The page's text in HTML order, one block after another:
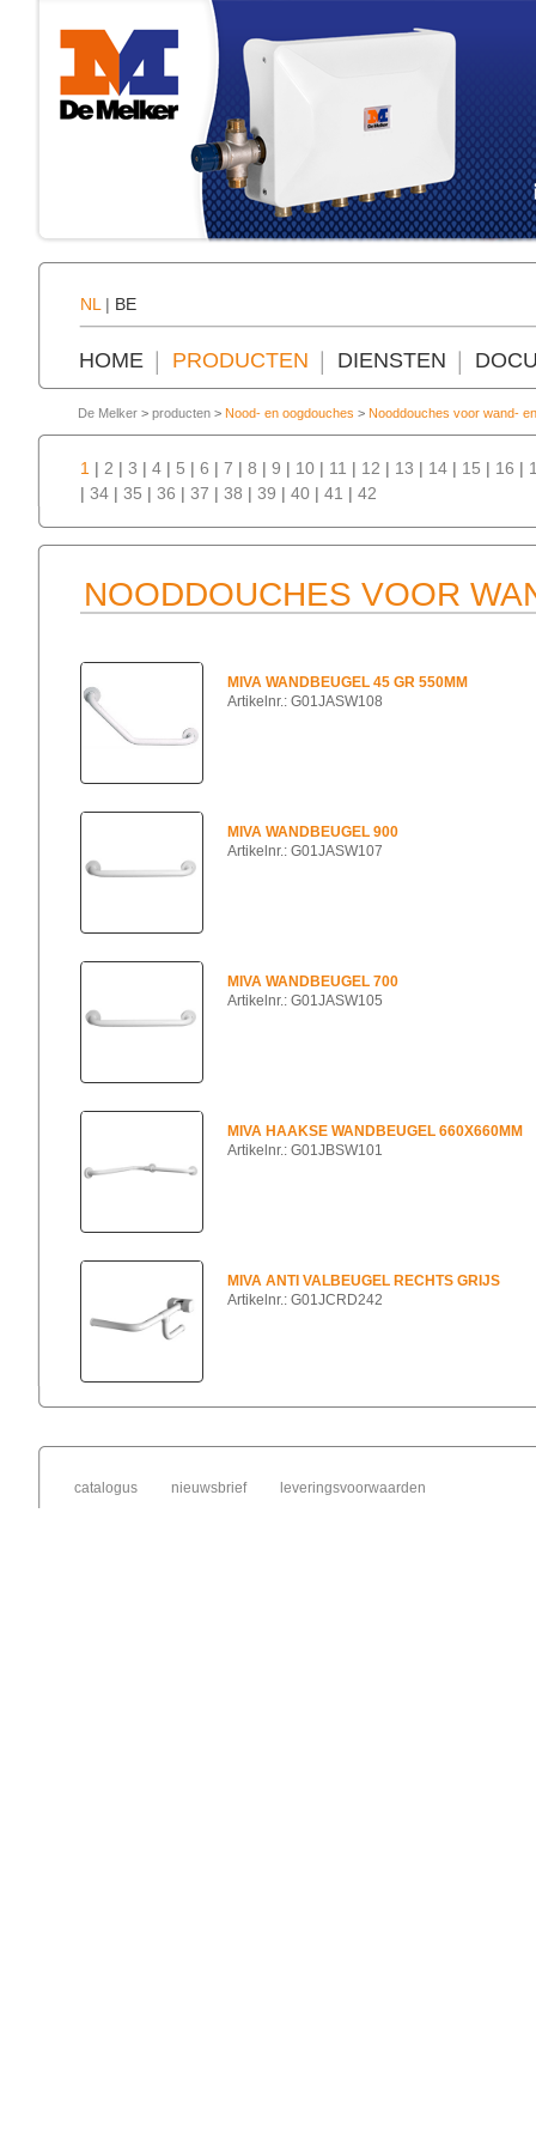
NL | BE
HOME PRODUCTEN DIENSTEN
De Melker > producten > Nood- en oogdouches > Nooddouches voor wand-
1 | 2 | 3 | 4 | 5 | 6 | 7 | 8 | 9 | 10 | 11 | 12 | 13 | 14 | 15 | 16 |
| 34 | 35 | 36 | 37 | 38 | 39 | 40 | 41 | 42
NOODDOUCHES VOOR
MIVA WANDBEUGEL 45 GR 550MM
Artikelnr.: G01JASW108
MIVA WANDBEUGEL 900
Artikelnr.: G01JASW107
MIVA WANDBEUGEL 700
Artikelnr.: G01JASW105
MIVA HAAKSE WANDBEUGEL 660X660MM
Artikelnr.: G01JBSW101
MIVA ANTI VALBEUGEL RECHTS GRIJS
Artikelnr.: G01JCRD242
catalogus nieuwsbrief leveringsvoorwaarden